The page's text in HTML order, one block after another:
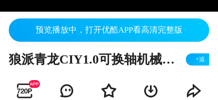
预览播放中，打开优酷APP看高清完整版
狼派青龙CIY1.0可换轴机械键盘上手视频 +追